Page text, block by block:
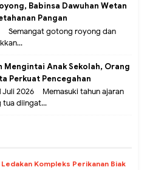
Babinsa Dawuhan Wetan
Pangan
– Semangat gotong royong dan
Mengintai Anak Sekolah, Orang
Perkuat Pencegahan
Juli 2026 – Memasuki tahun ajaran
tua diingat...
Kompleks Perikanan Biak